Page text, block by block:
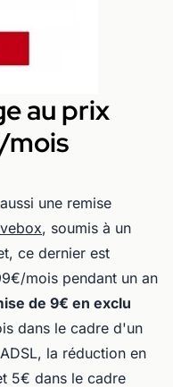
au prix
une remise
, soumis à un
ce dernier est
mois pendant un an
de 9€ en exclu
dans le cadre d'un
la réduction en
5€ dans le cadre